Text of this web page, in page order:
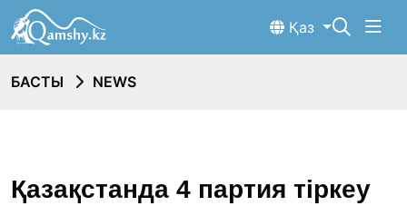
Қаз
БАСТЫ NEWS
Қазақстанда 4 партия тіркеу